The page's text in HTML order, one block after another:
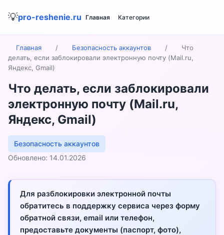
💡pro-reshenie.ru Главная Категории
Главная / Безопасность аккаунтов /
Что
делать, если заблокировали электронную почту (Mail.ru,
Яндекс, Gmail)
Что делать, если заблокировали
электронную почту (Mail.ru,
Яндекс, Gmail)
Безопасность аккаунтов
Обновлено: 14.01.2026
Для разблокировки электронной почты
обратитесь в поддержку сервиса через форму
обратной связи, email или телефон,
предоставьте документы (паспорт, фото),